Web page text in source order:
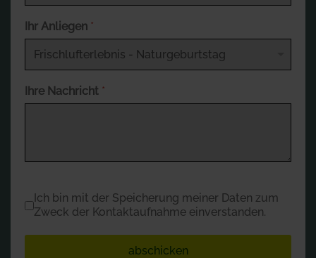
Ihr Anliegen *
Ihre Nachricht *
Datenschutz*
Ich bin mit der Speicherung meiner Daten zum
Zweck der Kontaktaufnahme einverstanden.
abschicken